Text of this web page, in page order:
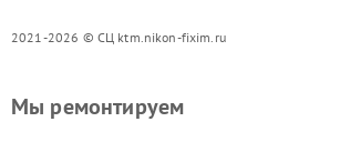
2021-2026 © СЦ ktm.nikon-fixim.ru
Мы ремонтируем